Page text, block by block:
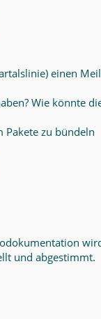
einen
Wie könnte
Pakete zu bündeln
und abgestimmt.